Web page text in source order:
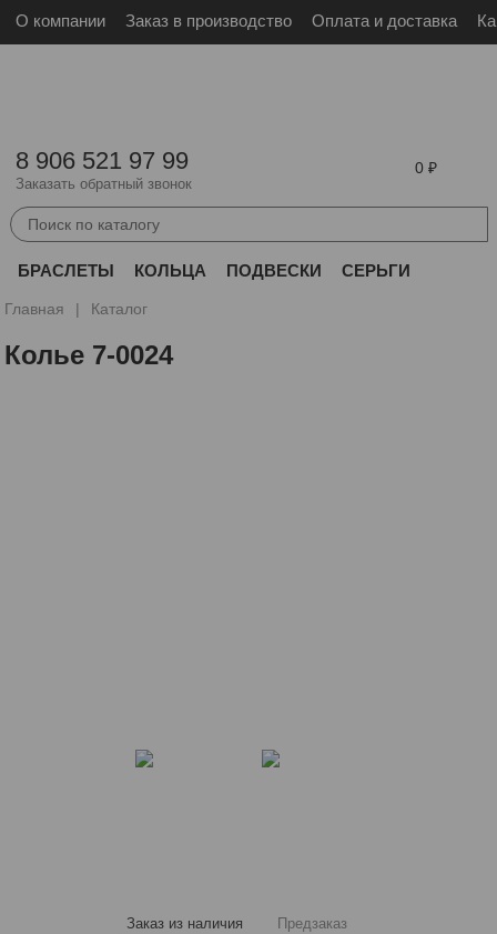
О компании Заказ в производство Оплата и доставка
0
8 906 521 97 99
Заказать обратный звонок
БРАСЛЕТЫ КОЛЬЦА ПОДВЕСКИ
СЕРЬГИ
ДРУГОЕ
Главная Каталог
Колье 7-0024
Заказ из наличия Предзаказ